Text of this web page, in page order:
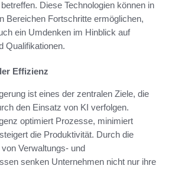
Diese Technologien können in
Bereichen Fortschritte ermöglichen,
ein Umdenken im Hinblick auf
Qualifikationen.
Effizienz
ist eines der zentralen Ziele, die
den Einsatz von KI verfolgen.
optimiert Prozesse, minimiert
die Produktivität. Durch die
Verwaltungs- und
senken Unternehmen nicht nur ihre